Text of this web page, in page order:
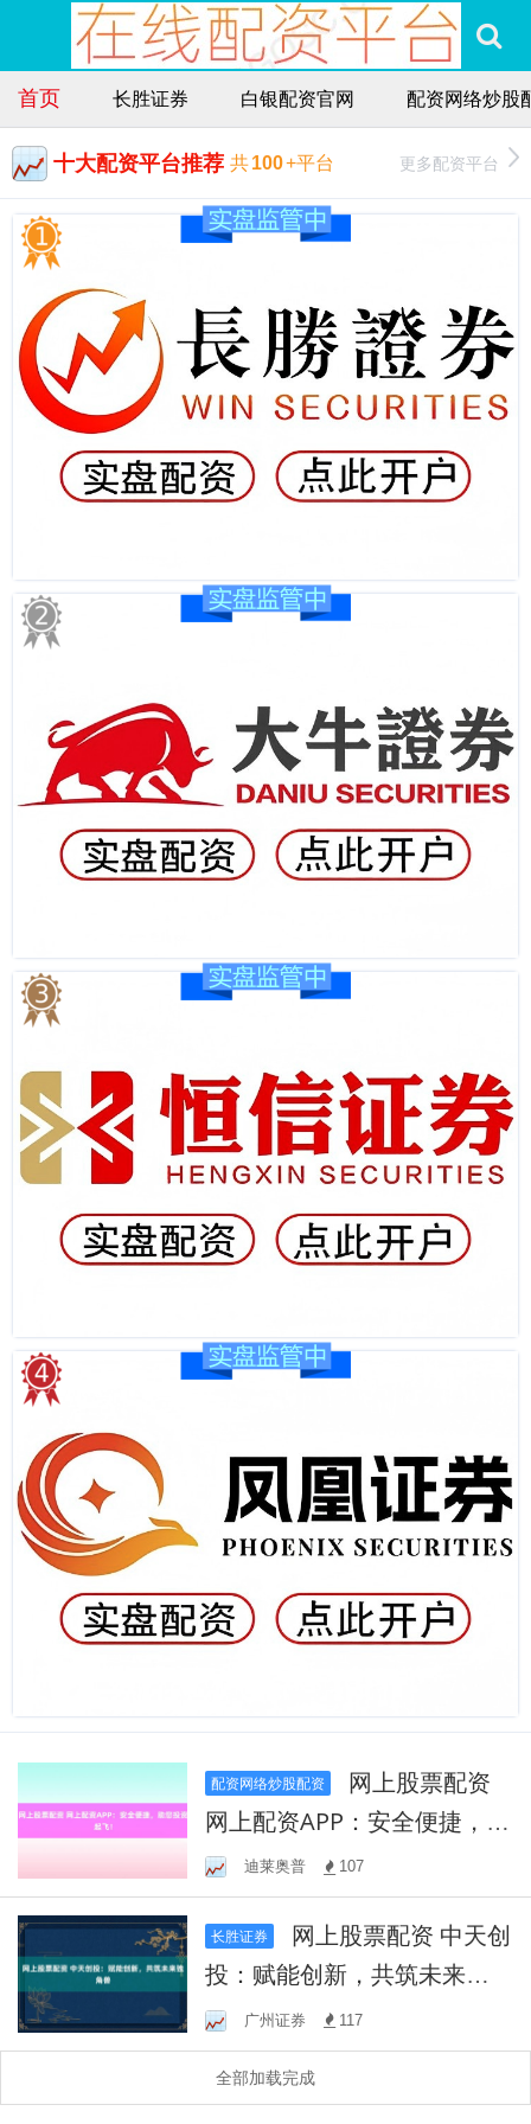
首页 长胜证券 白银配资官网 配资网络炒股
十大配资平台推荐 共100+平台 更多配资平台
配资网络炒股配资
网上配资APP：安全便捷，助
您投资起飞！
迪莱奥普 107
长胜证券
投：赋能创新，共筑未来独
角兽广州证券 117
全部加载完成